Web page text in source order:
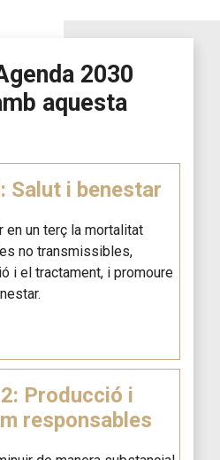
2030
aquesta
Salut i benestar
en un terç la mortalitat
no transmissibles,
i el tractament, i promoure
Producció i
responsables